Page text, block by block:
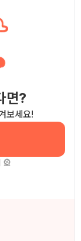
면?
보세요!
🎡